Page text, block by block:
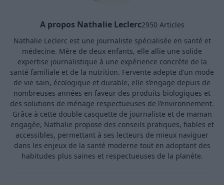
A propos Nathalie Leclerc2950 Articles
Nathalie Leclerc est une journaliste spécialisée en santé et
médecine. Mère de deux enfants, elle allie une solide
expertise journalistique à une expérience concrète de la
santé familiale et de la nutrition. Fervente adepte d’un mode
de vie sain, écologique et durable, elle s’engage depuis de
nombreuses années en faveur des produits biologiques et
des solutions de ménage respectueuses de l’environnement.
Grâce à cette double casquette de journaliste et de maman
engagée, Nathalie propose des conseils pratiques, fiables et
accessibles, permettant à ses lecteurs de mieux naviguer
dans les enjeux de la santé moderne tout en adoptant des
habitudes plus saines et respectueuses de la planète.